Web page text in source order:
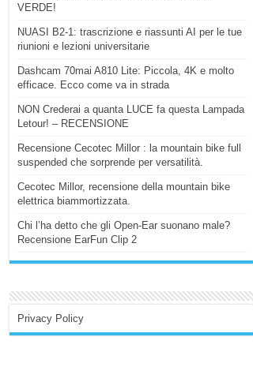
VERDE!
NUASI B2-1: trascrizione e riassunti AI per le tue
riunioni e lezioni universitarie
Dashcam 70mai A810 Lite: Piccola, 4K e molto
efficace. Ecco come va in strada
NON Crederai a quanta LUCE fa questa Lampada
Letour! – RECENSIONE
Recensione Cecotec Millor : la mountain bike full
suspended che sorprende per versatilità.
Cecotec Millor, recensione della mountain bike
elettrica biammortizzata.
Chi l’ha detto che gli Open-Ear suonano male?
Recensione EarFun Clip 2
Privacy Policy